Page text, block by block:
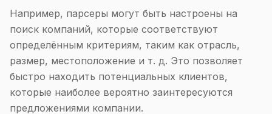
Например, парсеры могут быть настроены на
поиск компаний, которые соответствуют
определённым критериям, таким как отрасль,
размер, местоположение и т. д. Это позволяет
быстро находить потенциальных клиентов,
которые наиболее вероятно заинтересуются
предложениями компании.